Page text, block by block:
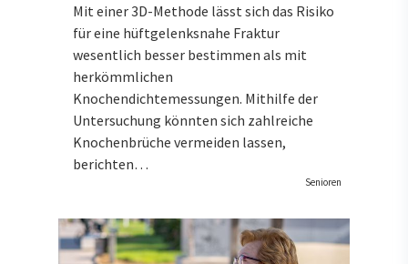
Mit einer 3D-Methode lässt sich das Risiko
für eine hüftgelenksnahe Fraktur
wesentlich besser bestimmen als mit
herkömmlichen
Knochendichtemessungen. Mithilfe der
Untersuchung könnten sich zahlreiche
Knochenbrüche vermeiden lassen,
berichten…
Senioren